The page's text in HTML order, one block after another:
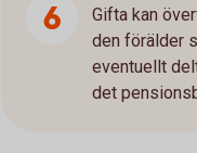
Gifta kan
den förälder
eventuellt
det